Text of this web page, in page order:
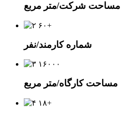
مساحت شرکت/متر مربع
۶۰+
شماره کارمند/نفر
۱۶۰۰۰
مساحت کارگاه/متر مربع
۱۸+